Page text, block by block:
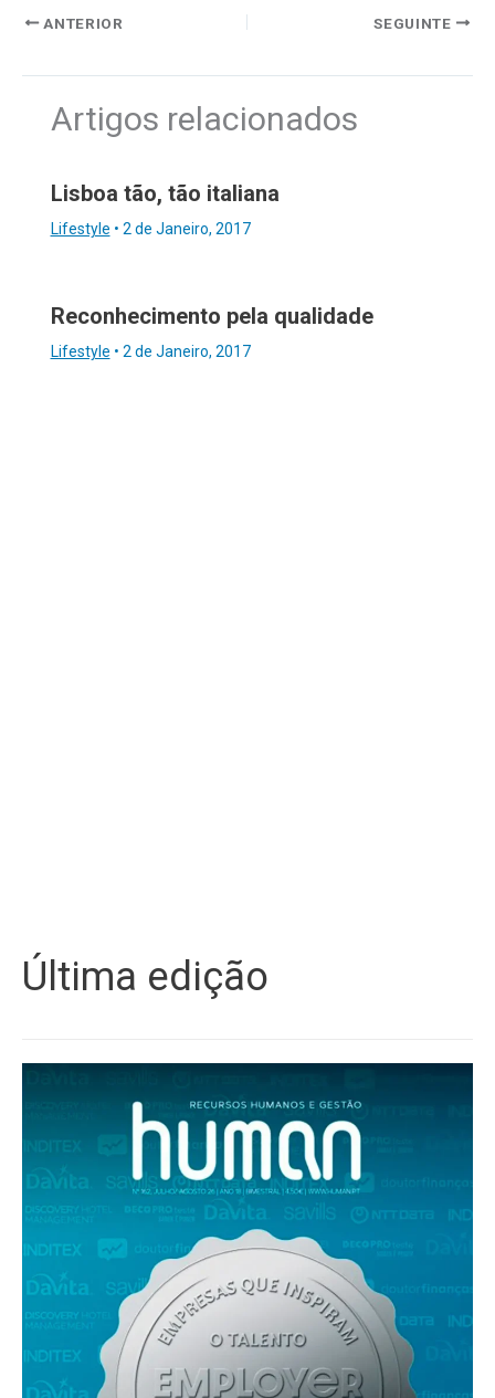
ANTERIOR SEGUINTE
Artigos relacionados
Lisboa tão, tão italiana
Lifestyle • 2 de Janeiro, 2017
Reconhecimento pela qualidade
Lifestyle • 2 de Janeiro, 2017
Última edição